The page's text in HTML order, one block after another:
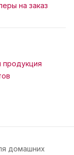
на заказ
продукция
домашних